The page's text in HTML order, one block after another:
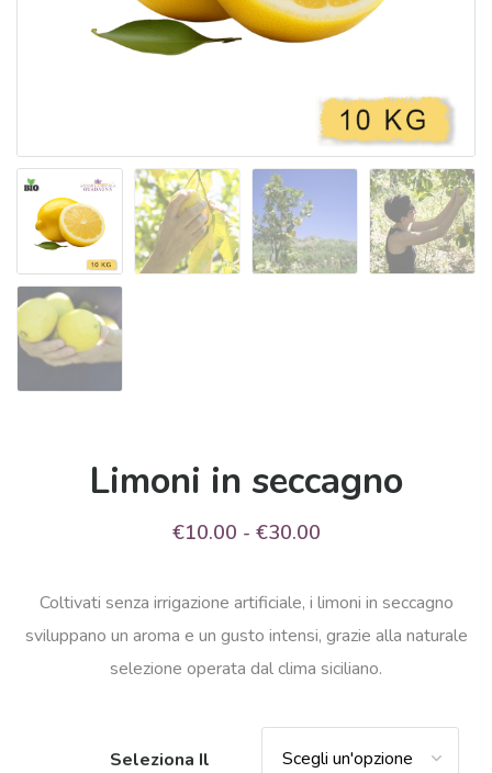
Limoni in seccagno
€10.00 - €30.00Fascia
prezzo:
da
€10.00
€30.00
Coltivati senza irrigazione artificiale, i limoni in seccagno
sviluppano un aroma e un gusto intensi, grazie alla naturale
selezione operata dal clima siciliano.
Seleziona Il